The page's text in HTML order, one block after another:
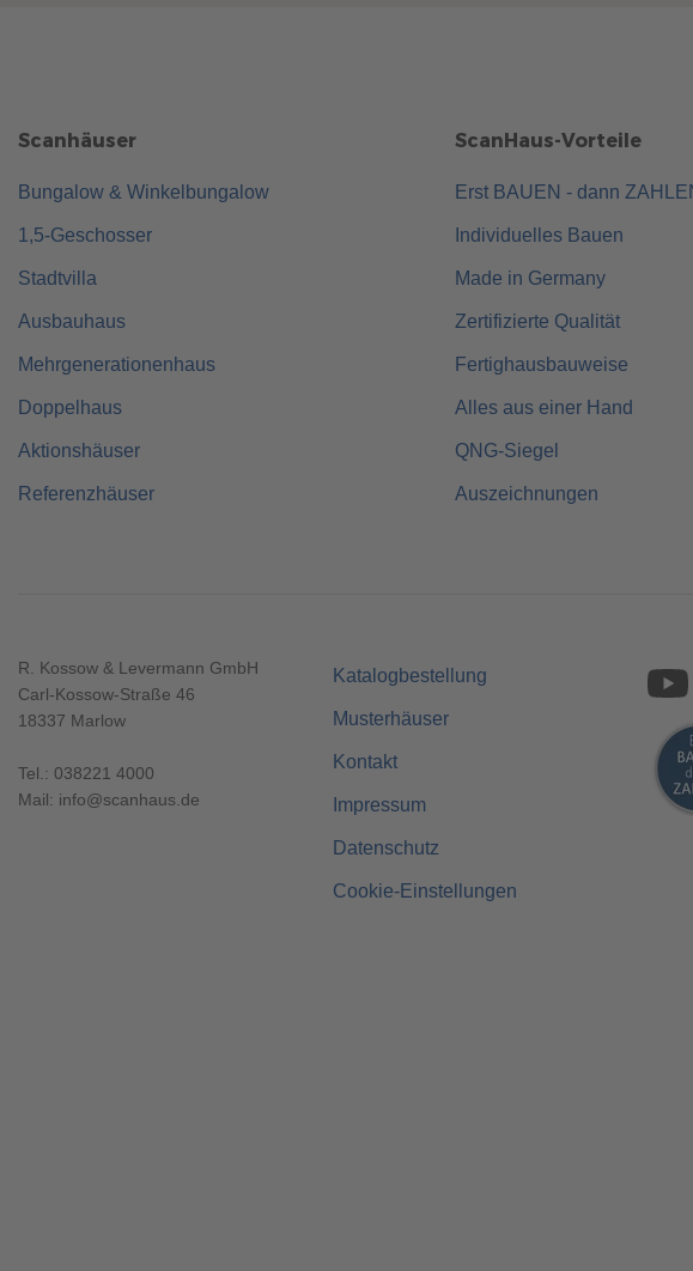
Scanhäuser
Bungalow & Winkelbungalow
1,5-Geschosser
Stadtvilla
Ausbauhaus
Mehrgenerationenhaus
Doppelhaus
Aktionshäuser
Referenzhäuser
ScanHaus-Vorteile
Erst BAUEN - dann
Individuelles Bauen
Made in Germany
Zertifizierte Qualität
Fertighausbauweise
Alles aus einer Hand
QNG-Siegel
Auszeichnungen
R. Kossow & Levermann GmbH
Carl-Kossow-Straße 46
18337 Marlow
Tel.: 038221 4000
Mail: info@scanhaus.de
Katalogbestellung
Musterhäuser
Kontakt
Impressum
Datenschutz
Cookie-Einstellungen